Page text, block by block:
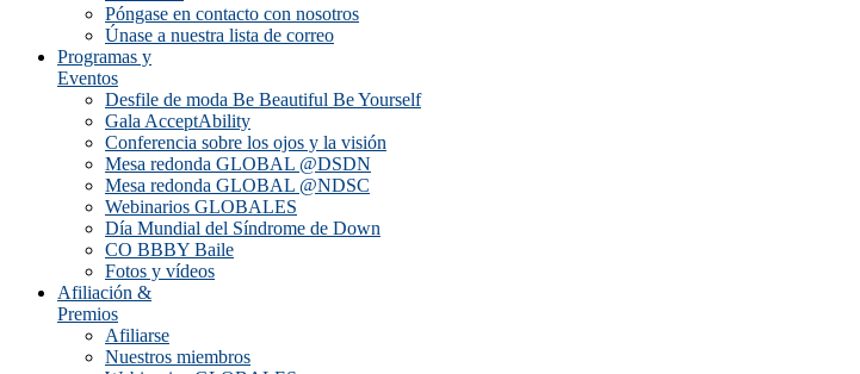
Póngase en contacto con nosotros
Únase a nuestra lista de correo
Programas y
Eventos
Desfile de moda Be Beautiful Be Yourself
Gala AcceptAbility
Conferencia sobre los ojos y la visión
Mesa redonda GLOBAL @DSDN
Mesa redonda GLOBAL @NDSC
Webinarios GLOBALES
Día Mundial del Síndrome de Down
CO BBBY Baile
Fotos y vídeos
Afiliación &
Premios
Afiliarse
Nuestros miembros